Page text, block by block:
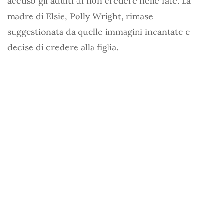
madre di Elsie, Polly Wright, rimase
suggestionata da quelle immagini incantate e
decise di credere alla figlia.